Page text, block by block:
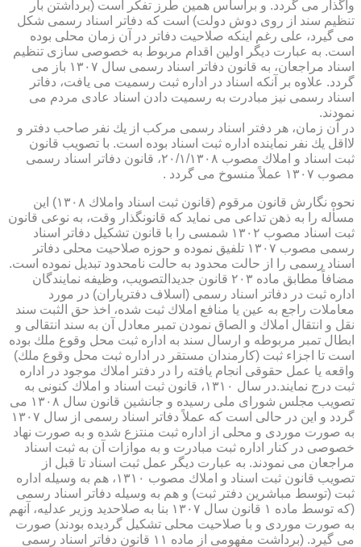
واگذار می گردد. و براساس همین طرز تفكر است (برداشتن بار
تنظیم سند از روی دوش دولت) است كه دفاتر اسناد رسمی شكل
می گیرد، علی رغم اینكه صلاحیت دفاتر در آن زمان محلی بوده
است. به عبارت دیگر اولین اقدام مربوط به خصوصی سازی تنظیم
اسناد مراجعان، به قانون دفاتر اسناد رسمی سال ۱۳۰۷ باز می
گردد. علاوه بر آنكه اسناد در اداره ثبت رسمیت می یافت، دفاتر
اسناد رسمی نیز مبادرت به رسمیت دادن اسناد عادی مردم می
نمودند.
در آن زمان، هر دفتر اسناد رسمی مركب از یك نفر صاحب دفتر و
لااقل یك نفر نماینده اداره ثبت اسناد بوده است. با تصویب قانون
ثبت اسناد و املاك مصوب ۲۰/۱/۱۳۰۸، قانون دفاتر اسناد رسمی
مصوب ۱۳۰۷ عملاً منسوخ می گردد .
نحوه نگارش قانون مرقوم (قانون ثبت اسناد واملاك ۱۳۰۸) این
مسأله را به ذهن تداعی می نماید كه قانونگذار وقت، به نوعی قانون
ثبت اسناد مصوب ۱۳۰۲ شمسی را با قانون تشكیل دفاتر اسناد
رسمی مصوب ۱۳۰۷ تلفیق نموده و حوزه صلاحیت محلی دفاتر
اسناد رسمی را از حالت محدود به حالت نامحدود تبدیل نموده است.
مضافاً مطابق ماده ۲۰۳ قانون جدیدالتصویب، وظیفه نمایندگان
اداره ثبت در دفاتر اسناد رسمی (اسلاف دفتریاران) در مورد
معاملات راجع به عین یا منافع املاك ثبت شده، اخذ حق الثبت سند
نقل و انتقال املاك و الصاق نمودن تمبر معادل آن به سند انتقالی و
ابطال تمبر مربوطه و ارسال سند به اداره ثبت محل وقوع ملك بوده
است تا اجزاء ثبت (كارمندان مستقر در اداره ثبت محل وقوع ملك)
واقعه یا عمل حقوقی انجام یافته را در دفتر املاك موجود در اداره
ثبت درج نمایند.در سال ۱۳۱۰، قانون ثبت اسناد و املاك كنونی به
تصویب مجلس شورای ملی رسیده و جانشین قانون سال ۱۳۰۸ می
گردد و این در حالی است كه عملاً دفاتر اسناد رسمی از سال ۱۳۰۷
به صورت موردی و محلی از اداره ثبت منتزع شده و به صورت نهاد
خصوصی در كنار اداره ثبت مبادرت و به موازات آن به ثبت اسناد
مراجعان می نمودند. به عبارت دیگر عمل ثبت اسناد تا قبل از
تصویب قانون ثبت اسناد و املاك مصوب ۱۳۱۰، هم به وسیله اداره
ثبت (توسط مباشرین دفتر ثبت) و هم به وسیله دفاتر اسناد رسمی
(كه توسط ماده ۱ قانون سال ۱۳۰۷ بنا به صلاحدید وزیر عدلیه، آنهم
به صورت موردی و با صلاحیت محلی تشكیل گردیده بودند) صورت
می گیرد. (برداشت مفهومی از ماده ۱۱ قانون دفاتر اسناد رسمی